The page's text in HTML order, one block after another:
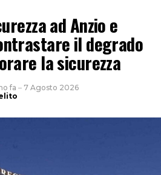
presso l’ospedale di
sanitari del caso e
presso la Casa Circondariale
dal Magistrato di turno.
ad Anzio e
il degrado
la sicurezza
fa – 7 Agosto 2026